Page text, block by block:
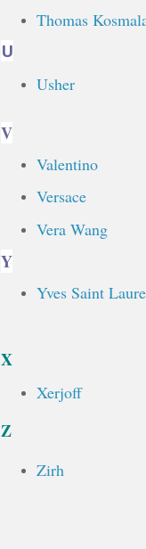
Thomas
U
Usher
V
Valentino
Versace
Vera Wang
Y
Yves Saint
X
Xerjoff
Z
Zirh